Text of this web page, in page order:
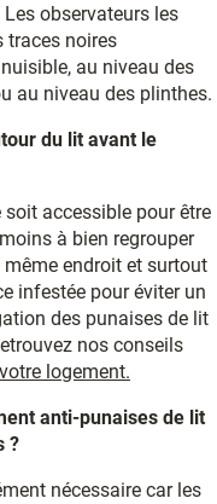
observateurs les
traces noires
au niveau des
au niveau des plinthes.
du lit avant le
accessible pour être
à bien regrouper
endroit et surtout
infestée pour éviter un
des punaises de lit
nos conseils
logement.
anti-punaises de lit
?
nécessaire car les